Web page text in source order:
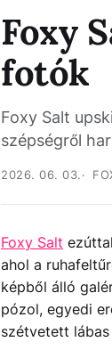
Foxy
fotók
Foxy Salt
szépségről
2026. 06. 03.
Foxy Salt
ahol a
képből álló
pózol, egyedi
szétvetett